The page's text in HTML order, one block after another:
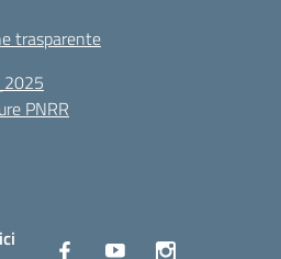
trasparente
PNRR